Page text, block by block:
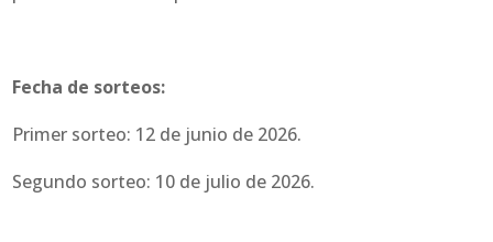
Fecha de sorteos:
Primer sorteo: 12 de junio de 2026.
Segundo sorteo: 10 de julio de 2026.